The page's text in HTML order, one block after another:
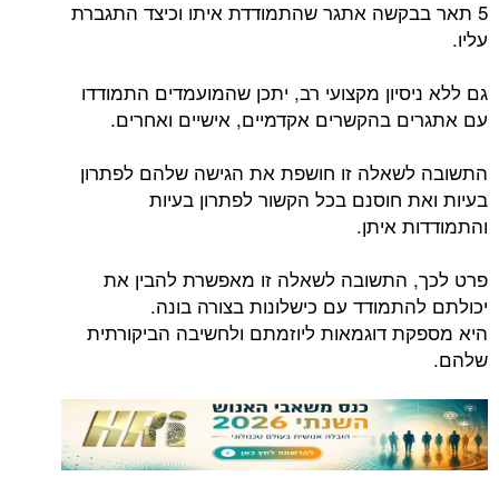
5 תאר בבקשה אתגר שהתמודדת איתו וכיצד התגברת
עליו.
גם ללא ניסיון מקצועי רב, יתכן שהמועמדים התמודדו
עם אתגרים בהקשרים אקדמיים, אישיים ואחרים.
התשובה לשאלה זו חושפת את הגישה שלהם לפתרון
בעיות ואת חוסנם בכל הקשור לפתרון בעיות
והתמודדות איתן.
פרט לכך, התשובה לשאלה זו מאפשרת להבין את
יכולתם להתמודד עם כישלונות בצורה בונה.
היא מספקת דוגמאות ליוזמתם ולחשיבה הביקורתית
שלהם.